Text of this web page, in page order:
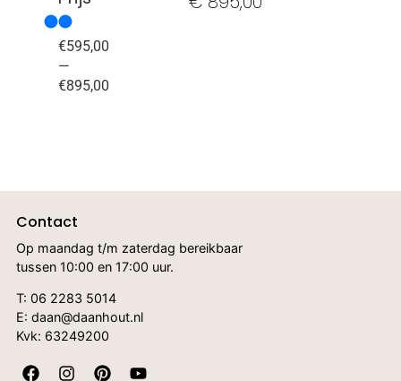
€595,00
—
€895,00
Contact
Op maandag t/m zaterdag bereikbaar
tussen 10:00 en 17:00 uur.
T: 06 2283 5014
E: daan@daanhout.nl
Kvk: 63249200